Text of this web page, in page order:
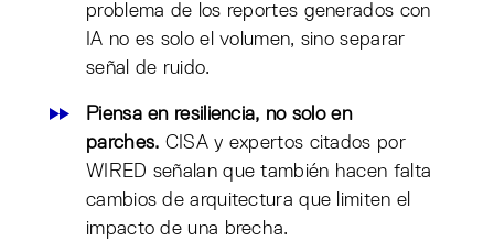
problema de los reportes generados con
IA no es solo el volumen, sino separar
señal de ruido.
Piensa en resiliencia, no solo en
parches. CISA y expertos citados por
WIRED señalan que también hacen falta
cambios de arquitectura que limiten el
impacto de una brecha.